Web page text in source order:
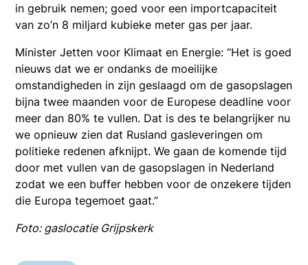
in gebruik nemen; goed voor een importcapaciteit
van zo’n 8 miljard kubieke meter gas per jaar.
Minister Jetten voor Klimaat en Energie: “Het is goed
nieuws dat we er ondanks de moeilijke
omstandigheden in zijn geslaagd om de gasopslagen
bijna twee maanden voor de Europese deadline voor
meer dan 80% te vullen. Dat is des te belangrijker nu
we opnieuw zien dat Rusland gasleveringen om
politieke redenen afknijpt. We gaan de komende tijd
door met vullen van de gasopslagen in Nederland
zodat we een buffer hebben voor de onzekere tijden
die Europa tegemoet gaat.”
Foto: gaslocatie Grijpskerk